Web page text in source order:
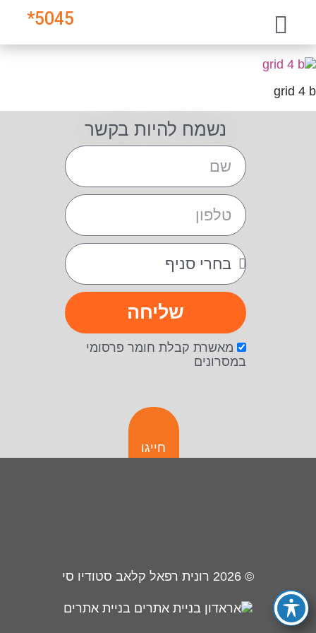
5045
*
grid 4 b
נשמח להיות בקשר
מאשרת קבלת חומר פרסומי
במסרונים
שליחה
חייגו
© 2026 רונית רפאל קלאב סטודיו סי
בניית אתרים